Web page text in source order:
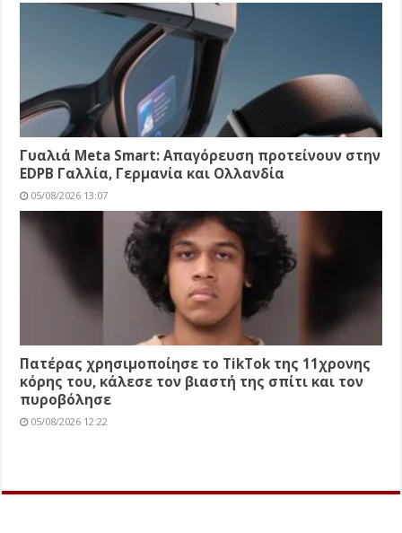
Γυαλιά Meta Smart: Απαγόρευση προτείνουν στην
EDPB Γαλλία, Γερμανία και Ολλανδία
05/08/2026 13:07
Πατέρας χρησιμοποίησε το TikTok της 11χρονης
κόρης του, κάλεσε τον βιαστή της σπίτι και τον
πυροβόλησε
05/08/2026 12:22